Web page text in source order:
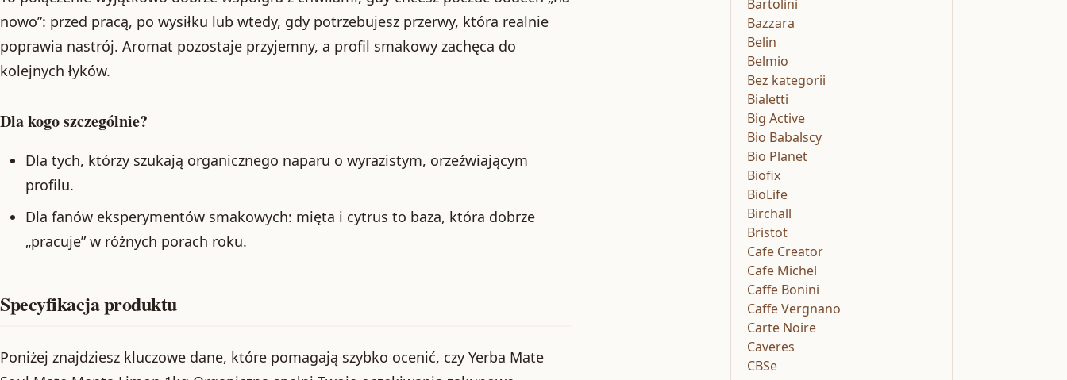
nowo”: przed pracą, po wysiłku lub wtedy, gdy potrzebujesz przerwy, która realnie
poprawia nastrój. Aromat pozostaje przyjemny, a profil smakowy zachęca do
kolejnych łyków.
Dla kogo szczególnie?
Dla tych, którzy szukają organicznego naparu o wyrazistym, orzeźwiającym
profilu.
Dla fanów eksperymentów smakowych: mięta i cytrus to baza, która dobrze
„pracuje” w różnych porach roku.
Specyfikacja produktu
Poniżej znajdziesz kluczowe dane, które pomagają szybko ocenić, czy Yerba Mate
Bartolini
Bazzara
Belin
Belmio
Bez kategorii
Bialetti
Big Active
Bio Babalscy
Bio Planet
Biofix
BioLife
Birchall
Bristot
Cafe Creator
Cafe Michel
Caffe Bonini
Caffe Vergnano
Carte Noire
Caveres
CBSe